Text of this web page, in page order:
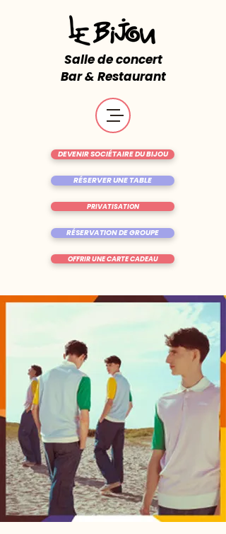
Salle de concert
Bar & Restaurant
RÉSERVER UNE TABLE
OFFRIR UNE CARTE CADEAU
DEVENIR SOCIÉTAIRE DU BIJOU
RÉSERVATION DE GROUPE
PRIVATISATION